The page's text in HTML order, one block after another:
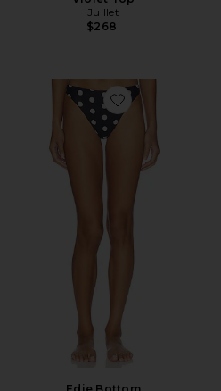
Juillet
$268
Favorite Edie Bottom